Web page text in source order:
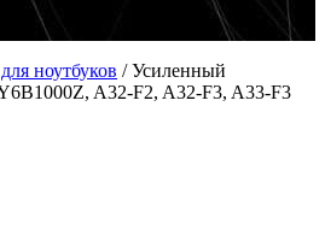
ноутбуков /Усиленный
A32-F2, A32-F3, A33-F3